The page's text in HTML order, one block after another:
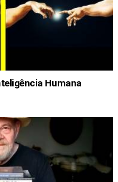
Humana